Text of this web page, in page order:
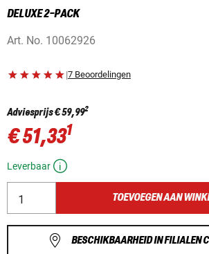
DELUXE 2-PACK
Art. No. 10062926
|7 Beoordelingen
Adviesprijs€ 59,992
€ 51,331
Leverbaar
TOEVOEGEN AAN
BESCHIKBAARHEID IN FILIALEN